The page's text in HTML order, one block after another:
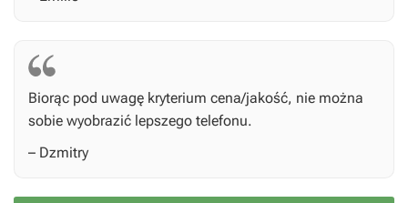
Biorąc pod uwagę kryterium cena/jakość, nie można
sobie wyobrazić lepszego telefonu.
– Dzmitry